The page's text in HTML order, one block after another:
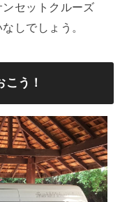
セットクルーズ
しでしょう。
う！